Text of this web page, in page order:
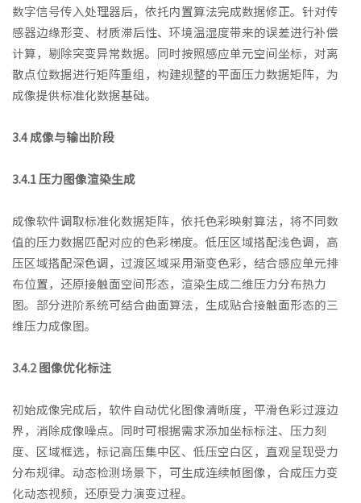
数字信号传入处理器后，依托内置算法完成数据修正。针对传
感器边缘形变、材质滞后性、环境温湿度带来的误差进行补偿
计算，剔除突变异常数据。同时按照感应单元空间坐标，对离
散点位数据进行矩阵重组，构建规整的平面压力数据矩阵，为
成像提供标准化数据基础。
3.4 成像与输出阶段
3.4.1 压力图像渲染生成
成像软件调取标准化数据矩阵，依托色彩映射算法，将不同数
值的压力数据匹配对应的色彩梯度。低压区域搭配浅色调，高
压区域搭配深色调，过渡区域采用渐变色彩，结合感应单元排
布位置，还原接触面空间形态，渲染生成二维压力分布热力
图。部分进阶系统可结合曲面算法，生成贴合接触面形态的三
维压力成像图。
3.4.2 图像优化标注
初始成像完成后，软件自动优化图像清晰度，平滑色彩过渡边
界，消除成像噪点。同时可根据需求添加坐标标注、压力刻
度、区域框选，标记高压集中区、低压空白区，直观呈现受力
分布规律。动态检测场景下，可生成连续帧图像，合成压力变
化动态视频，还原受力演变过程。